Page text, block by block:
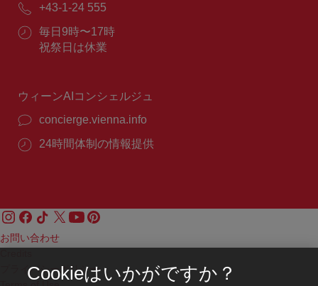
ー
ル：
電
番
号：
+43-1-24 555
営
業
毎日9時〜17時
祝祭日は休業
ウィーンAIコンシェルジュ
concierge.vienna.info
24時間体制の情報提供
お問い合わせ
プライバシーポリシー
Cookieはいかがですか？